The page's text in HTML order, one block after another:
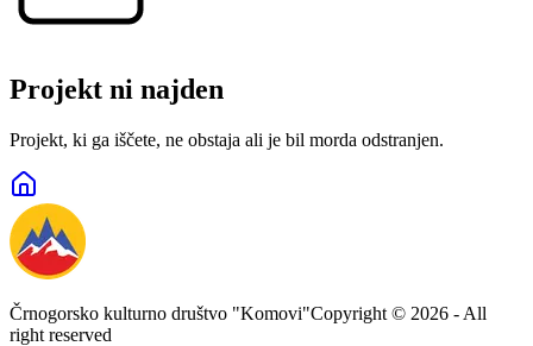
Projekt ni najden
Projekt, ki ga iščete, ne obstaja ali je bil morda odstranjen.
Črnogorsko kulturno društvo "Komovi"Copyright © 2026 - All
right reserved